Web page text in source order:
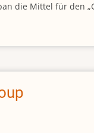
die Mittel für den